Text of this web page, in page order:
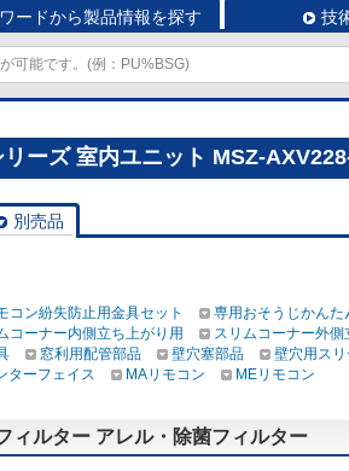
ードから製品情報を探す 技
ーズ 室内ユニット MSZ-
別売品
コン紛失防止用金具セット 専用おそうじかんた
コーナー内側立ち上がり用
スリムコーナー外側
窓利用配管部品 壁穴塞部品 壁穴用ス
ターフェイス MAリモコン MEリモコン
ィルター アレル・除菌フィルター